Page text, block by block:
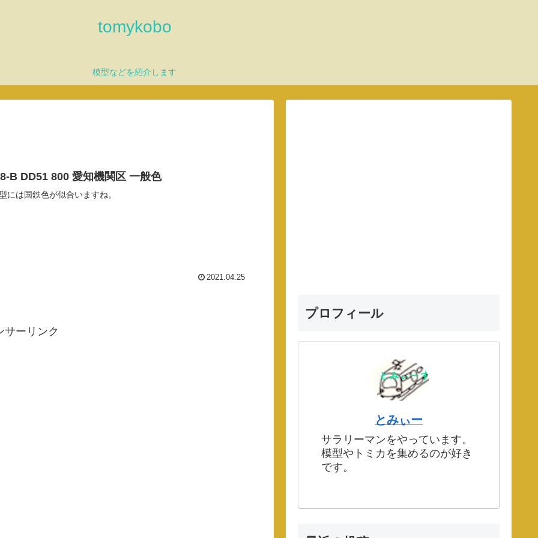
tomykobo
模型などを紹介します
B DD51 800 愛知機関区 一般色
には国鉄色が似合いますね。
2021.04.25
サーリンク
プロフィール
とみぃー
サラリーマンをやっています。
模型やトミカを集めるのが好き
です。